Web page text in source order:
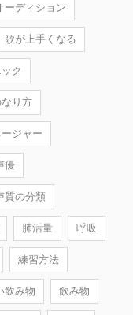
ーディション
歌が上手くなる
ク
り方
ジャー
優
質の分類
肺活量 呼吸
練習方法
飲み物 飲み物